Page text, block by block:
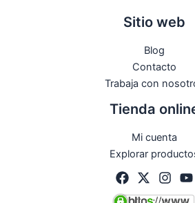
Sitio web
Blog
Contacto
Trabaja con
Tienda
Mi cuenta
Explorar